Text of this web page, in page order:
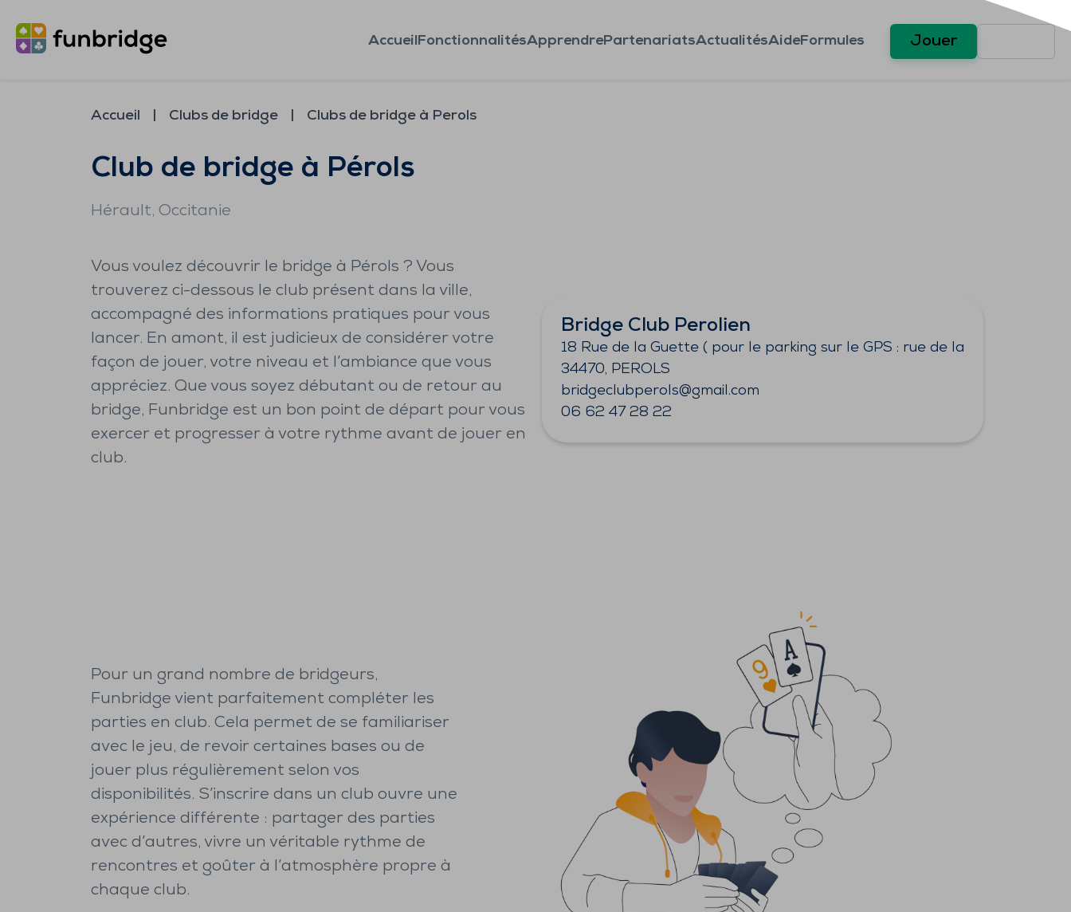
AccueilFonctionnalitésApprendrePartenariatsActualitésAideFormules Jouer
Accueil Clubs de bridge Clubs de bridge à Perols
Club de bridge à Pérols
Hérault, Occitanie
Vous voulez découvrir le bridge à Pérols ? Vous
trouverez ci-dessous le club présent dans la ville,
accompagné des informations pratiques pour vous
lancer. En amont, il est judicieux de considérer votre
façon de jouer, votre niveau et l’ambiance que vous
appréciez. Que vous soyez débutant ou de retour au
bridge, Funbridge est un bon point de départ pour vous
exercer et progresser à votre rythme avant de jouer en
club.
Bridge Club Perolien
18 Rue de la Guette ( pour le parking sur le GPS : rue de la
34470, PEROLS
bridgeclubperols@gmail.com
06 62 47 28 22
Pour un grand nombre de bridgeurs,
Funbridge vient parfaitement compléter les
parties en club. Cela permet de se familiariser
avec le jeu, de revoir certaines bases ou de
jouer plus régulièrement selon vos
disponibilités. S’inscrire dans un club ouvre une
expérience différente : partager des parties
avec d’autres, vivre un véritable rythme de
rencontres et goûter à l’atmosphère propre à
chaque club.